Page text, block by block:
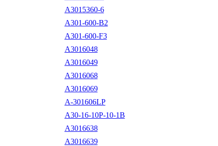
A3015360-6
A301-600-B2
A301-600-F3
A3016048
A3016049
A3016068
A3016069
A-301606LP
A30-16-10P-10-1B
A3016638
A3016639